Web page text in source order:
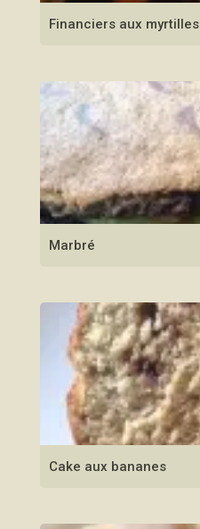
Financiers aux myrtilles
Marbré
Cake aux bananes